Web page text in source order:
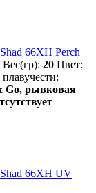
66XH Perch
Вес(гр): 20 Цвет:
Go, рывковая
66XH UV